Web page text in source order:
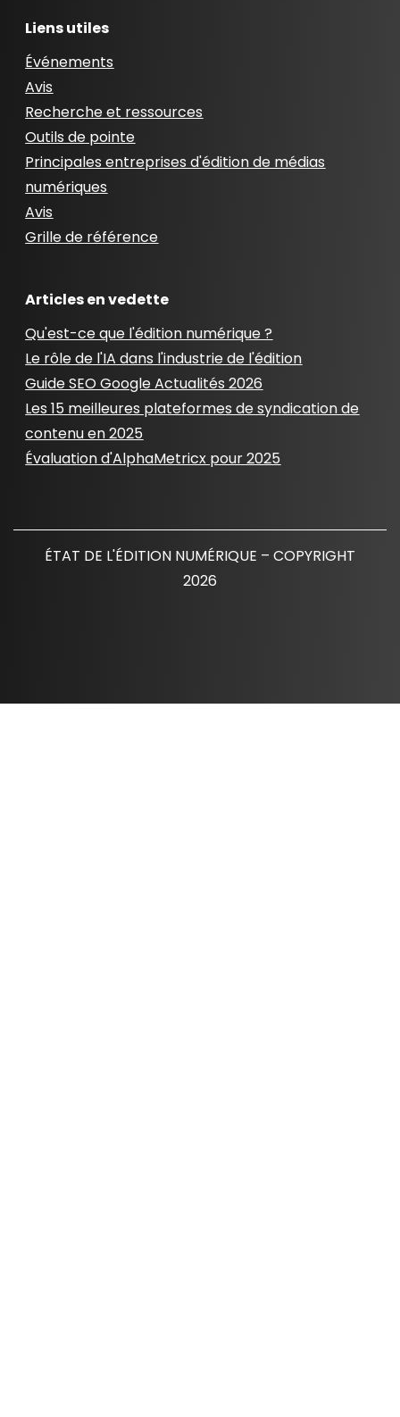
Liens utiles
Événements
Avis
Recherche et ressources
Outils de pointe
Principales entreprises d'édition de médias
numériques
Avis
Grille de référence
Articles en vedette
Qu'est-ce que l'édition numérique ?
Le rôle de l'IA dans l'industrie de l'édition
Guide SEO Google Actualités 2026
Les 15 meilleures plateformes de syndication de
contenu en 2025
Évaluation d'AlphaMetricx pour 2025
ÉTAT DE L'ÉDITION NUMÉRIQUE – COPYRIGHT
2026